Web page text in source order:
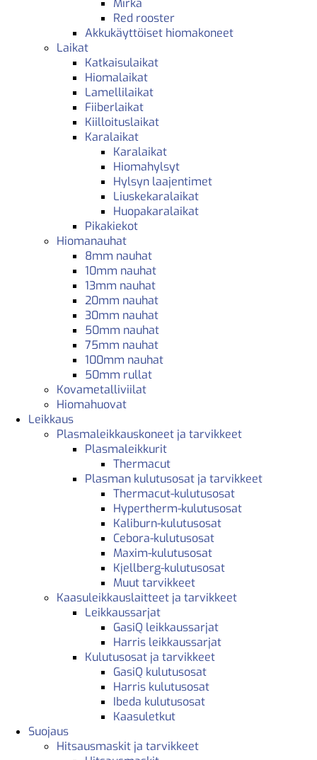
Mirka
Red rooster
Akkukäyttöiset hiomakoneet
Laikat
Katkaisulaikat
Hiomalaikat
Lamellilaikat
Fiiberlaikat
Kiilloituslaikat
Karalaikat
Karalaikat
Hiomahylsyt
Hylsyn laajentimet
Liuskekaralaikat
Huopakaralaikat
Pikakiekot
Hiomanauhat
8mm nauhat
10mm nauhat
13mm nauhat
20mm nauhat
30mm nauhat
50mm nauhat
75mm nauhat
100mm nauhat
50mm rullat
Kovametalliviilat
Hiomahuovat
Leikkaus
Plasmaleikkauskoneet ja tarvikkeet
Plasmaleikkurit
Thermacut
Plasman kulutusosat ja tarvikkeet
Thermacut-kulutusosat
Hypertherm-kulutusosat
Kaliburn-kulutusosat
Cebora-kulutusosat
Maxim-kulutusosat
Kjellberg-kulutusosat
Muut tarvikkeet
Kaasuleikkauslaitteet ja tarvikkeet
Leikkaussarjat
GasiQ leikkaussarjat
Harris leikkaussarjat
Kulutusosat ja tarvikkeet
GasiQ kulutusosat
Harris kulutusosat
Ibeda kulutusosat
Kaasuletkut
Suojaus
Hitsausmaskit ja tarvikkeet